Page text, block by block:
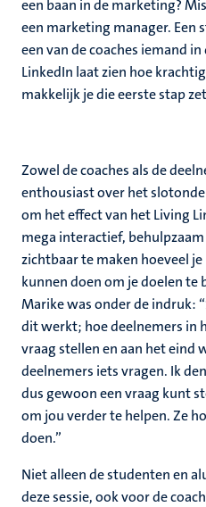
een baan in de marketing?
een marketing manager. Een
een van de coaches iemand
LinkedIn laat zien hoe
makkelijk je die eerste stap
Zowel de coaches als de
enthousiast over het
om het effect van het Living
mega interactief,
zichtbaar te maken hoeveel
kunnen doen om je doelen te
Marike was onder de indruk:
dit werkt; hoe deelnemers in
vraag stellen en aan het eind
deelnemers iets vragen. Ik
dus gewoon een vraag kunt
om jou verder te helpen. Ze
doen.”
Niet alleen de studenten en
deze sessie, ook voor de